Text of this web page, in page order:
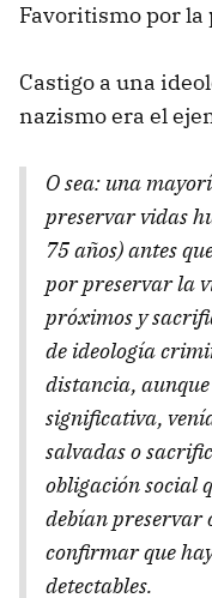
Favoritismo por
Castigo a una
nazismo era el
O sea: una
preservar vidas
75 años) antes
por preservar la
próximos y
de ideología
distancia,
significativa,
salvadas o
obligación social
debían preservar
confirmar que
detectables.